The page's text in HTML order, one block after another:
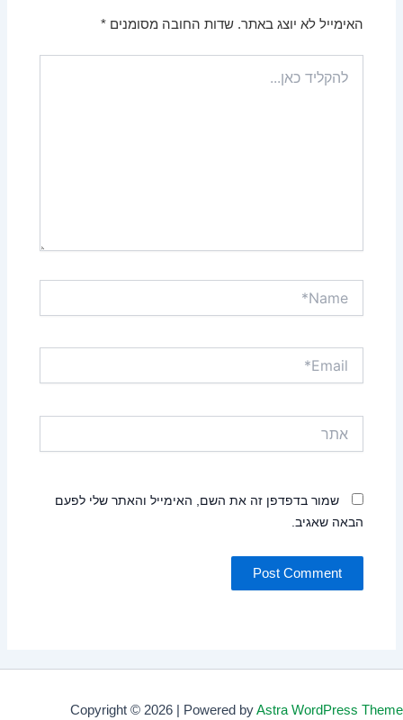
האימייל לא יוצג באתר. שדות החובה מסומנים*
כאן...
שמור בדפדפן זה את השם, האימייל והאתר שלי לפעם
הבאה שאגיב.
Copyright © 2026 | Powered byAstra WordPress Theme